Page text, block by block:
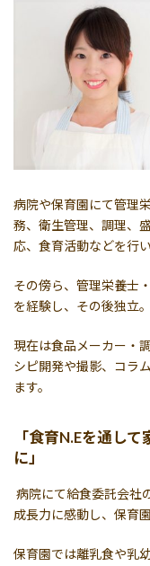
病院や保育園にて管理
務、衛生管理、調理、
応、食育活動などを行い
その傍ら、管理栄養士
を経験し、その後独立。
現在は食品メーカー・
シピ開発や撮影、コラ
ます。
「食育N.Eを通し
に」
病院にて給食委託会社
成長力に感動し、保育
保育園では離乳食や乳